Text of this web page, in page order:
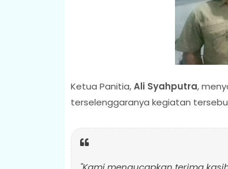
Ketua Panitia,Ali Syahputra,
terselenggaranya kegiatan